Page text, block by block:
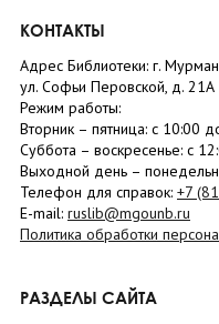
КОНТАКТЫ
Адрес Библиотеки: г.
ул. Софьи Перовской, д. 21А
Режим работы:
Вторник – пятница: с 10:00
Суббота – воскресенье: c
Выходной день –
Телефон для справок: +7
E-mail: ruslib@mgounb.ru
Политика обработки
РАЗДЕЛЫ САЙТА